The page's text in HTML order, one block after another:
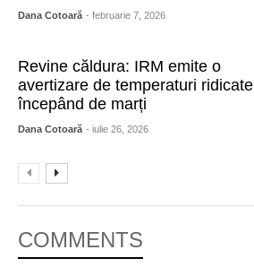
Dana Cotoară - februarie 7, 2026
Revine căldura: IRM emite o
avertizare de temperaturi ridicate
începând de marți
Dana Cotoară - iulie 26, 2026
COMMENTS